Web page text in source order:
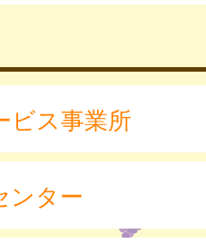
ビス事業所
ンター